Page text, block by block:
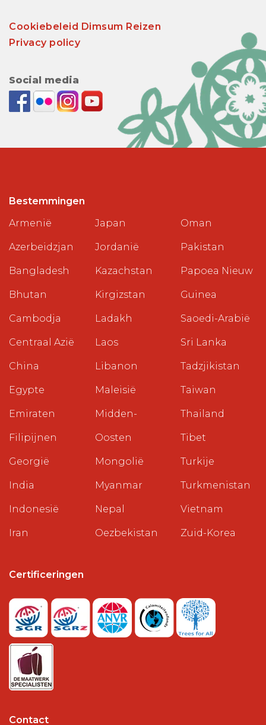
Cookiebeleid Dimsum Reizen
Privacy policy
Social media
Bestemmingen
Armenië
Azerbeidzjan
Bangladesh
Bhutan
Cambodja
Centraal Azië
China
Egypte
Emiraten
Filipijnen
Georgië
India
Indonesië
Iran
Japan
Jordanië
Kazachstan
Kirgizstan
Ladakh
Laos
Libanon
Maleisië
Midden-
Oosten
Mongolië
Myanmar
Nepal
Oezbekistan
Oman
Pakistan
Papoea Nieuw
Guinea
Saoedi-Arabië
Sri Lanka
Tadzjikistan
Taiwan
Thailand
Tibet
Turkije
Turkmenistan
Vietnam
Zuid-Korea
Certificeringen
Contact